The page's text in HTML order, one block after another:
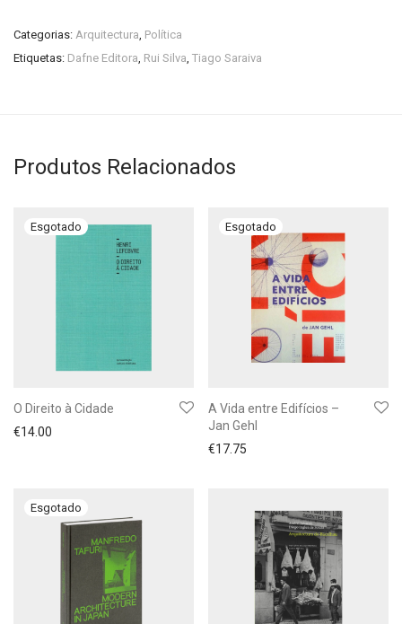
Categorias: Arquitectura, Política
Etiquetas: Dafne Editora, Rui Silva, Tiago Saraiva
Produtos Relacionados
O Direito à Cidade
€14.00
A Vida entre Edifícios –
Jan Gehl
€17.75